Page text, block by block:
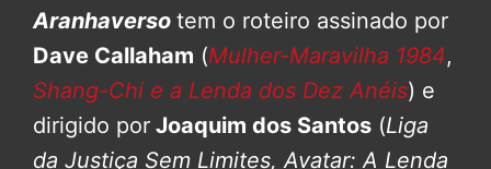
Aranhaverso tem o roteiro assinado por
Dave Callaham (Mulher-Maravilha 1984,
Shang-Chi e a Lenda dos Dez Anéis) e
dirigido por Joaquim dos Santos (Liga
da Justiça Sem Limites, Avatar: A Lenda